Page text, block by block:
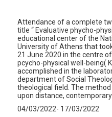
Attendance of a complete
title “ Evaluative phycho-
educational center of the
University of Athens that
21 June 2020 in the centre
pcycho-physical well-being(
accomplished in the
department of Social
theological field. The
upon distance,
04/03/2022- 17/03/2022